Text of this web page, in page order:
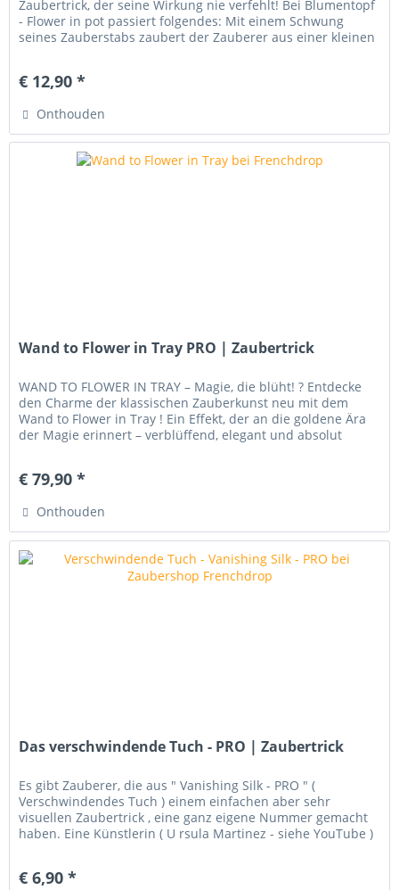
Zaubertrick, der seine Wirkung nie verfehlt! Bei Blumentopf
- Flower in pot passiert folgendes: Mit einem Schwung
seines Zauberstabs zaubert der Zauberer aus einer kleinen
€ 12,90 *
Onthouden
Wand to Flower in Tray PRO | Zaubertrick
WAND TO FLOWER IN TRAY – Magie, die blüht! ? Entdecke
den Charme der klassischen Zauberkunst neu mit dem
Wand to Flower in Tray ! Ein Effekt, der an die goldene Ära
der Magie erinnert – verblüffend, elegant und absolut
€ 79,90 *
Onthouden
Das verschwindende Tuch - PRO | Zaubertrick
Es gibt Zauberer, die aus " Vanishing Silk - PRO " (
Verschwindendes Tuch ) einem einfachen aber sehr
visuellen Zaubertrick , eine ganz eigene Nummer gemacht
haben. Eine Künstlerin ( U rsula Martinez - siehe YouTube )
€ 6,90 *